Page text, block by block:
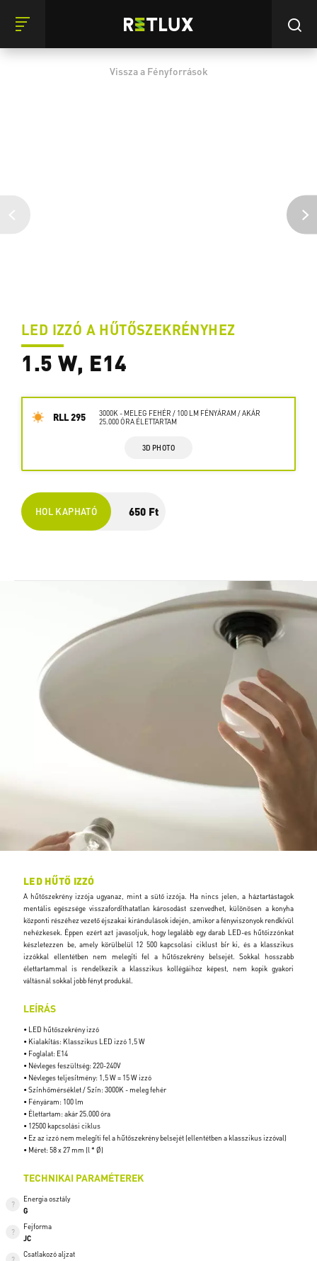
Vissza a Fényforrások
LED IZZÓ A HŰTŐSZEKRÉNYHEZ
1.5 W, E14
RLL 295
3000K - MELEG FEHÉR / 100 LM FÉNYÁRAM / AKÁR
25.000 ÓRA ÉLETTARTAM
3D PHOTO
HOL KAPHATÓ 650 Ft
LED HŰTŐ IZZÓ
A hűtőszekrény izzója ugyanaz, mint a sütő izzója. Ha nincs jelen, a háztartástagok
mentális egészsége visszafordíthatatlan károsodást szenvedhet, különösen a konyha
központi részéhez vezető éjszakai kirándulások idején, amikor a fényviszonyok rendkívül
nehézkesek. Éppen ezért azt javasoljuk, hogy legalább egy darab LED-es hűtőizzónkat
készletezzen be, amely körülbelül 12 500 kapcsolási ciklust bír ki, és a klasszikus
izzókkal ellentétben nem melegíti fel a hűtőszekrény belsejét. Sokkal hosszabb
élettartammal is rendelkezik a klasszikus kollégáihoz képest, nem kopik gyakori
váltásnál sokkal jobb fényt produkál.
LEÍRÁS
• LED hűtőszekrény izzó
• Kialakítás: Klasszikus LED izzó 1,5 W
• Foglalat: E14
• Névleges feszültség: 220-240V
• Névleges teljesítmény: 1,5 W = 15 W izzó
• Színhőmérséklet / Szín: 3000K - meleg fehér
• Fényáram: 100 lm
• Élettartam: akár 25.000 óra
• 12500 kapcsolási ciklus
• Ez az izzó nem melegíti fel a hűtőszekrény belsejét (ellentétben a klasszikus izzóval)
• Méret: 58 x 27 mm (l * Ø)
TECHNIKAI PARAMÉTEREK
Energia osztály
G
Fejforma
JC
Csatlakozó aljzat